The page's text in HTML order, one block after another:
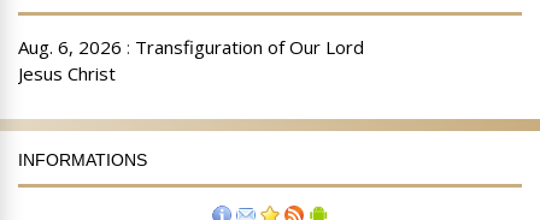
INFORMATIONS